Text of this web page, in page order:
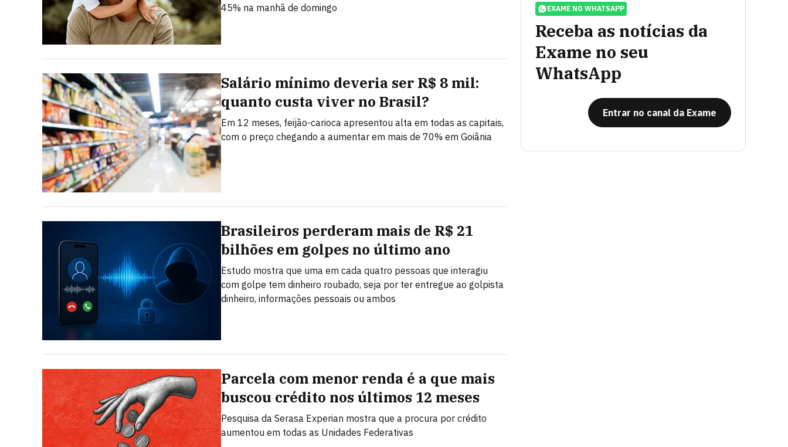
45% na manhã de domingo
Salário mínimo deveria ser R$ 8 mil:
quanto custa viver no Brasil?
Em 12 meses, feijão-carioca apresentou alta em todas as capitais,
com o preço chegando a aumentar em mais de 70% em Goiânia
Brasileiros perderam mais de R$ 21
bilhões em golpes no último ano
Estudo mostra que uma em cada quatro pessoas que interagiu
com golpe tem dinheiro roubado, seja por ter entregue ao golpista
dinheiro, informações pessoais ou ambos
Parcela com menor renda é a que mais
buscou crédito nos últimos 12 meses
Pesquisa da Serasa Experian mostra que a procura por crédito
aumentou em todas as Unidades Federativas
EXAME NO WHATSAPP
Receba as notícias da
Exame no seu
WhatsApp
Entrar no canal da Exame